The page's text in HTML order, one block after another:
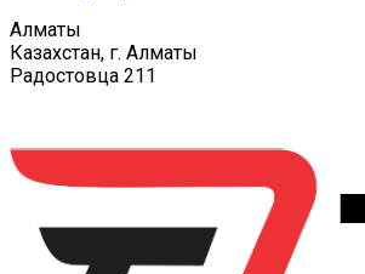
Алматы
Казахстан, г. Алматы
Радостовца 211